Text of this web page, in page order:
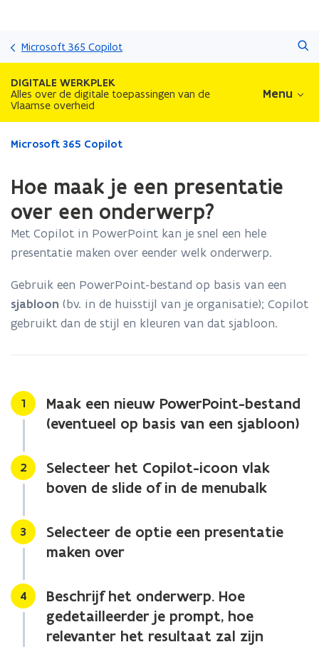
inhoud
Microsoft 365 Copilot
DIGITALE WERKPLEK
Alles over de digitale toepassingen van de
Vlaamse overheid
Menu
Gedaan
zich
op:
Hoe
maak
een
presentatie
over
Microsoft 365 Copilot
Hoe maak je een presentatie
over een onderwerp?
Met Copilot in PowerPoint kan je snel een hele
presentatie maken over eender welk onderwerp.
Gebruik een PowerPoint-bestand op basis van een
sjabloon (bv. in de huisstijl van je organisatie); Copilot
gebruikt dan de stijl en kleuren van dat sjabloon.
Stap
1
Maak een nieuw PowerPoint-bestand
(eventueel op basis van een sjabloon)
Stap
2
Selecteer het Copilot-icoon vlak
boven de slide of in de menubalk
Stap
3
Selecteer de optie een presentatie
maken over
Stap
4
Beschrijf het onderwerp. Hoe
gedetailleerder je prompt, hoe
relevanter het resultaat zal zijn